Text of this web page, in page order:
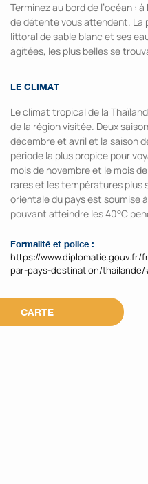
Terminez au bord de l’océan :
de détente vous attendent. La
littoral de sable blanc et ses
agitées, les plus belles se
LE CLIMAT
Le climat tropical de la
de la région visitée. Deux
décembre et avril et la saison
période la plus propice pour
mois de novembre et le mois
rares et les températures plus
orientale du pays est soumise
pouvant atteindre les 40°C
Formalité et police :
https://
par-pays-destination/
CARTE